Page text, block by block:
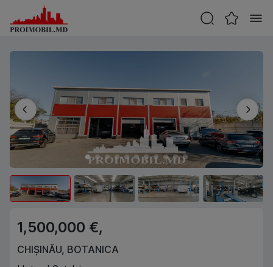
1,500,000 €,
CHIȘINĂU, BOTANICA